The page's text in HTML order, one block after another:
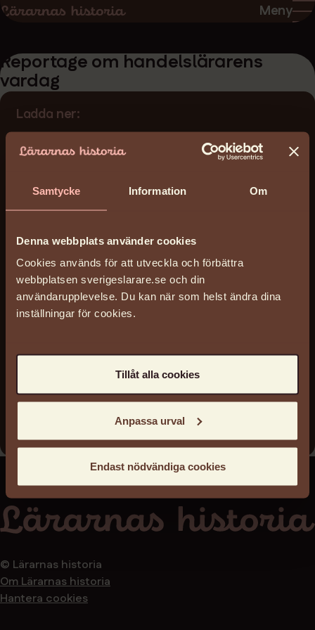
Samtycke Information Om
Denna webbplats använder cookies
Cookies används för att utveckla och förbättra
webbplatsen sverigeslarare.se och din
användarupplevelse. Du kan när som helst ändra dina
inställningar för cookies.
Tillåt alla cookies
Anpassa urval
Endast nödvändiga cookies
Hoppa
innehåll
Hoppa
huvudnavigering
Meny
Reportage om handelslärarens
vardag
Ladda ner:
reportage-om-handelslararens-
Datum:
Licens
Reserved
Arkiv
Svenska Facklärarförbundet SFL
Lärarförbundet
© Lärarnas historia
Om Lärarnas historia
Hantera cookies